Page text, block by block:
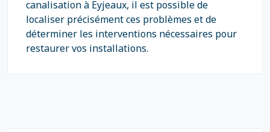
canalisation à Eyjeaux, il est possible de
localiser précisément ces problèmes et de
déterminer les interventions nécessaires pour
restaurer vos installations.